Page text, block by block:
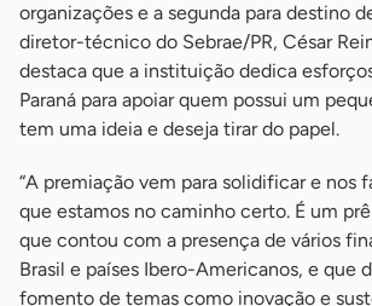
organizações e a segunda para destino
diretor-técnico do Sebrae/PR, César
destaca que a instituição dedica
Paraná para apoiar quem possui um
tem uma ideia e deseja tirar do papel.
“A premiação vem para solidificar e nos
que estamos no caminho certo. É um
que contou com a presença de vários
Brasil e países Ibero-Americanos, e que
fomento de temas como inovação e